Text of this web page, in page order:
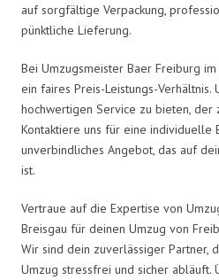
auf sorgfältige Verpackung,
pünktliche Lieferung.
Bei Umzugsmeister Baer Freiburg
ein faires Preis-Leistungs-Verhältnis.
hochwertigen Service zu bieten, der
Kontaktiere uns für eine individuelle
unverbindliches Angebot, das auf
ist.
Vertraue auf die Expertise von
Breisgau für deinen Umzug von
Wir sind dein zuverlässiger Partner,
Umzug stressfrei und sicher abläuft.